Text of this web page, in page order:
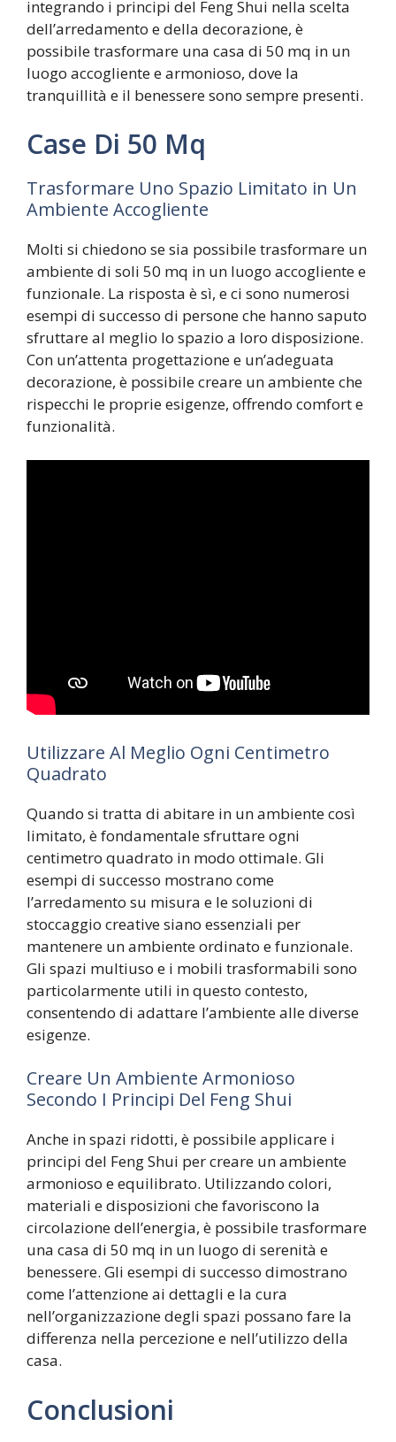
integrando i principi del Feng Shui nella scelta
dell’arredamento e della decorazione, è
possibile trasformare una casa di 50 mq in un
luogo accogliente e armonioso, dove la
tranquillità e il benessere sono sempre presenti.
Case Di 50 Mq
Trasformare Uno Spazio Limitato in Un
Ambiente Accogliente
Molti si chiedono se sia possibile trasformare un
ambiente di soli 50 mq in un luogo accogliente e
funzionale. La risposta è sì, e ci sono numerosi
esempi di successo di persone che hanno saputo
sfruttare al meglio lo spazio a loro disposizione.
Con un’attenta progettazione e un’adeguata
decorazione, è possibile creare un ambiente che
rispecchi le proprie esigenze, offrendo comfort e
funzionalità.
Utilizzare Al Meglio Ogni Centimetro
Quadrato
Quando si tratta di abitare in un ambiente così
limitato, è fondamentale sfruttare ogni
centimetro quadrato in modo ottimale. Gli
esempi di successo mostrano come
l’arredamento su misura e le soluzioni di
stoccaggio creative siano essenziali per
mantenere un ambiente ordinato e funzionale.
Gli spazi multiuso e i mobili trasformabili sono
particolarmente utili in questo contesto,
consentendo di adattare l’ambiente alle diverse
esigenze.
Creare Un Ambiente Armonioso
Secondo I Principi Del Feng Shui
Anche in spazi ridotti, è possibile applicare i
principi del Feng Shui per creare un ambiente
armonioso e equilibrato. Utilizzando colori,
materiali e disposizioni che favoriscono la
circolazione dell’energia, è possibile trasformare
una casa di 50 mq in un luogo di serenità e
benessere. Gli esempi di successo dimostrano
come l’attenzione ai dettagli e la cura
nell’organizzazione degli spazi possano fare la
differenza nella percezione e nell’utilizzo della
casa.
Conclusioni